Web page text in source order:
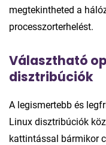
megtekintheted a
processzorterhelést.
Választható
disztribúciók
A legismertebb és
Linux disztribúciók
kattintással bármikor